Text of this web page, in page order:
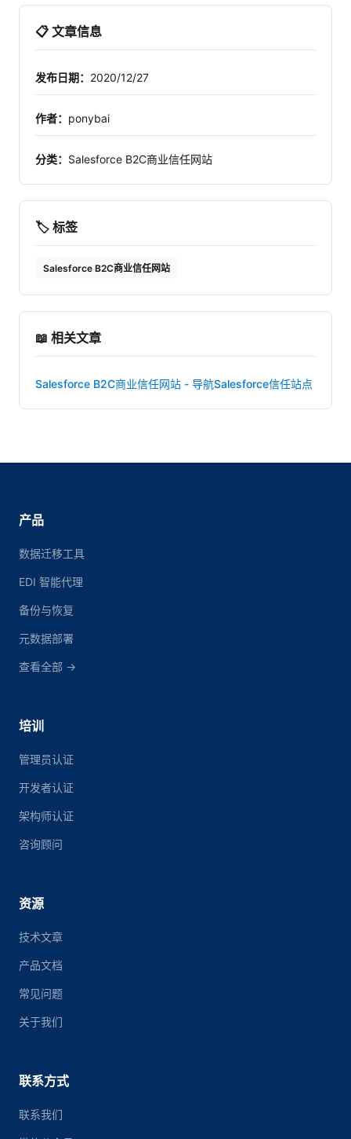
📋 文章信息
发布日期： 2020/12/27
作者： ponybai
分类： Salesforce B2C商业信任网站
🏷️ 标签
Salesforce B2C商业信任网站
📖 相关文章
Salesforce B2C商业信任网站 - 导航Salesforce信任站点
产品
数据迁移工具
EDI 智能代理
备份与恢复
元数据部署
查看全部 →
培训
管理员认证
开发者认证
架构师认证
咨询顾问
资源
技术文章
产品文档
常见问题
关于我们
联系方式
联系我们